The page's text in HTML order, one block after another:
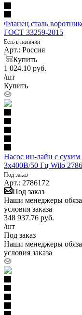
Фланец сталь
ГОСТ 33259-2015
Есть в наличии
Арт.: Россия
Купить
1 024.10 руб.
/шт
Купить
Насос ин-лайн с
3х400В/50 Гц Wilo
Под заказ
Арт.: 2786172
Под заказ
Наши менеджеры
условия заказа
348 937.76 руб.
/шт
Под заказ
Наши менеджеры
условия заказа